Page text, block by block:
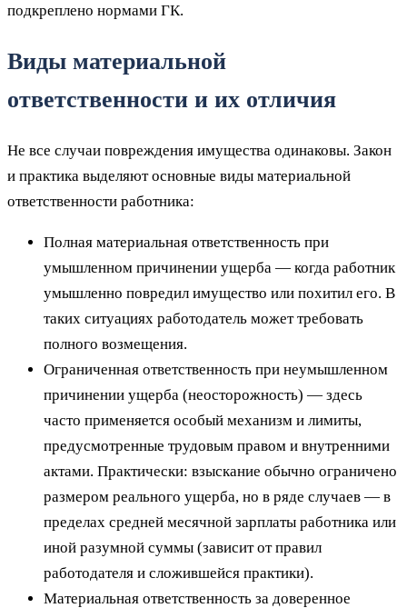
подкреплено нормами ГК.
Виды материальной
ответственности и их отличия
Не все случаи повреждения имущества одинаковы. Закон
и практика выделяют основные виды материальной
ответственности работника:
Полная материальная ответственность при
умышленном причинении ущерба — когда работник
умышленно повредил имущество или похитил его. В
таких ситуациях работодатель может требовать
полного возмещения.
Ограниченная ответственность при неумышленном
причинении ущерба (неосторожность) — здесь
часто применяется особый механизм и лимиты,
предусмотренные трудовым правом и внутренними
актами. Практически: взыскание обычно ограничено
размером реального ущерба, но в ряде случаев — в
пределах средней месячной зарплаты работника или
иной разумной суммы (зависит от правил
работодателя и сложившейся практики).
Материальная ответственность за доверенное